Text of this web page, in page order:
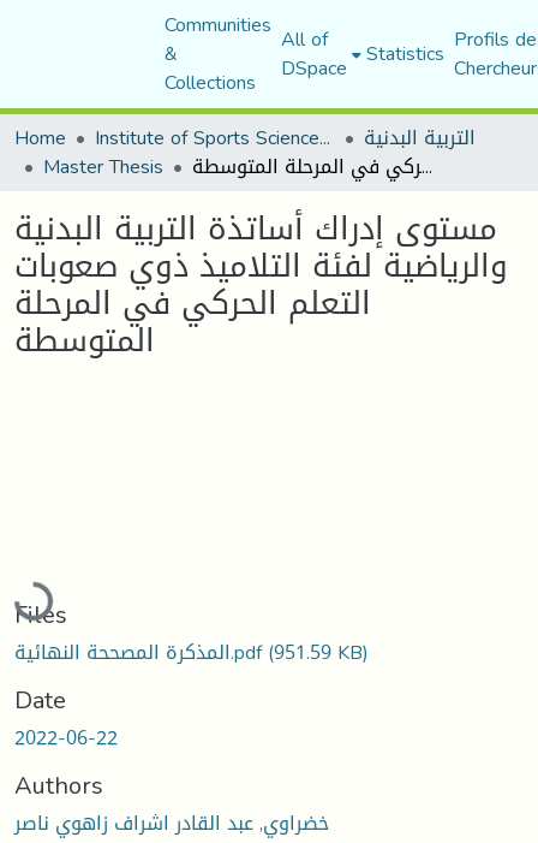
Communities
&
Collections
All of
DSpace Statistics Profils
Home
Institute of Sports Sciences and Techniques التربية البدنية
Master Thesis مستوى إدراك أساتذة التربية البدنية والرياضية لفئة التلاميذ ذوي صعوبات التعلم الحركي في المرحلة المتوسطة
مستوى إدراك أساتذة التربية البدنية
والرياضية لفئة التلاميذ ذوي صعوبات
التعلم الحركي في المرحلة
المتوسطة
Loading...
Files
المذكرة المصححة النهائية.pdf(951.59 KB)
Date
2022-06-22
Authors
خضراوي, عبد القادر اشراف زاهوي ناصر